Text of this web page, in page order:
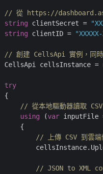
// 從 https://
string clientSecret =
string clientID =
// 創建 CellsApi 實例，同
CellsApi cellsInstance =
try
{
// 從本地驅動器讀取
using (var inputFile
    {
// 上傳 CSV 到雲端
// JSON to XML